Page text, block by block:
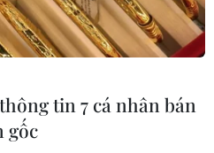
từ
thời trang
tin 7 cá nhân bán
gốc